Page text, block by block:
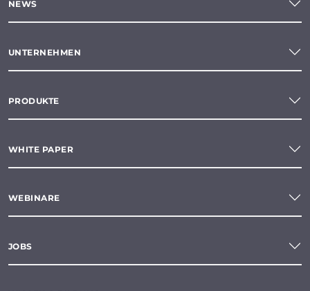
NEWS
UNTERNEHMEN
PRODUKTE
WHITE PAPER
WEBINARE
JOBS